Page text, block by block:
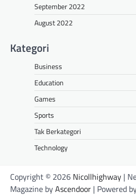
September 2022
August 2022
Kategori
Business
Education
Games
Sports
Tak Berkategori
Technology
Copyright © 2026 Nicollhighway |
Magazine byAscendoor | Powered